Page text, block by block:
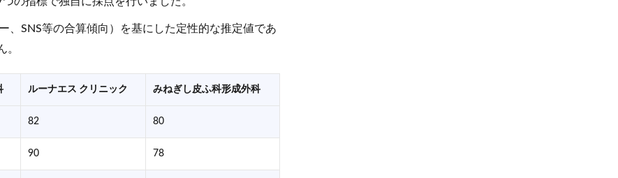
SNS等の合算傾向）を基にした定性的な推定値であ
。
ルーナエス クリニック みねぎし皮ふ科形成外科
82 80
90 78